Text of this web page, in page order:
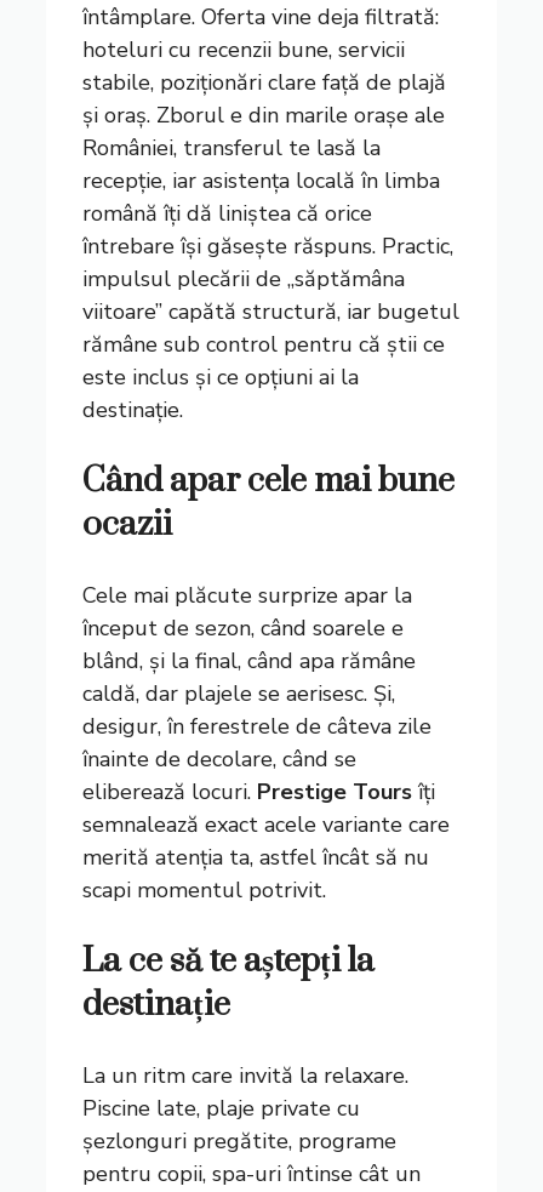
întâmplare. Oferta vine deja filtrată:
hoteluri cu recenzii bune, servicii
stabile, poziționări clare față de plajă
și oraș. Zborul e din marile orașe ale
României, transferul te lasă la
recepție, iar asistența locală în limba
română îți dă liniștea că orice
întrebare își găsește răspuns. Practic,
impulsul plecării de „săptămâna
viitoare” capătă structură, iar bugetul
rămâne sub control pentru că știi ce
este inclus și ce opțiuni ai la
destinație.
Când apar cele mai bune
ocazii
Cele mai plăcute surprize apar la
început de sezon, când soarele e
blând, și la final, când apa rămâne
caldă, dar plajele se aerisesc. Și,
desigur, în ferestrele de câteva zile
înainte de decolare, când se
eliberează locuri. Prestige Tours îți
semnalează exact acele variante care
merită atenția ta, astfel încât să nu
scapi momentul potrivit.
La ce să te aștepți la
destinație
La un ritm care invită la relaxare.
Piscine late, plaje private cu
șezlonguri pregătite, programe
pentru copii, spa-uri întinse cât un